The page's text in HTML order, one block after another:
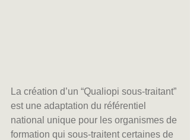
La création d’un “Qualiopi sous-traitant”
est une adaptation du référentiel
national unique pour les organismes de
formation qui sous-traitent certaines de